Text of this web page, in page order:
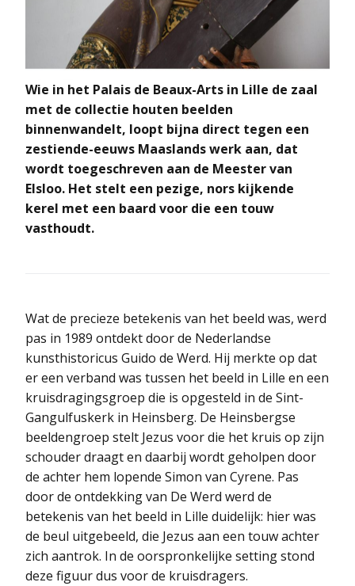
Wie in het Palais de Beaux-Arts in Lille de zaal
met de collectie houten beelden
binnenwandelt, loopt bijna direct tegen een
zestiende-eeuws Maaslands werk aan, dat
wordt toegeschreven aan de Meester van
Elsloo. Het stelt een pezige, nors kijkende
kerel met een baard voor die een touw
vasthoudt.
Wat de precieze betekenis van het beeld was, werd
pas in 1989 ontdekt door de Nederlandse
kunsthistoricus Guido de Werd. Hij merkte op dat
er een verband was tussen het beeld in Lille en een
kruisdragingsgroep die is opgesteld in de Sint-
Gangulfuskerk in Heinsberg. De Heinsbergse
beeldengroep stelt Jezus voor die het kruis op zijn
schouder draagt en daarbij wordt geholpen door
de achter hem lopende Simon van Cyrene. Pas
door de ontdekking van De Werd werd de
betekenis van het beeld in Lille duidelijk: hier was
de beul uitgebeeld, die Jezus aan een touw achter
zich aantrok. In de oorspronkelijke setting stond
deze figuur dus voor de kruisdragers.